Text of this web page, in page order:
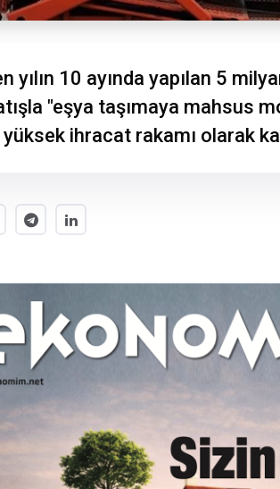
yılın 10 ayında yapılan 5
"eşya taşımaya mahsus
ihracat rakamı olarak